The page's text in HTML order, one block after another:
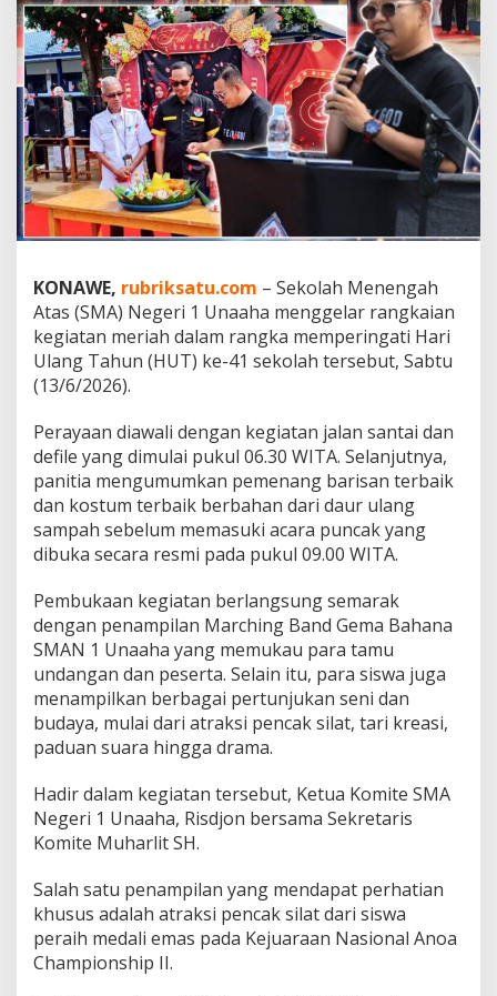
a
r
y
a
,
S
M
A
N
1
U
n
h
a
T
e
B
e
r
i
n
o
v
s
i
KONAWE, rubriksatu.com – Sekolah Menengah
Atas (SMA) Negeri 1 Unaaha menggelar rangkaian
kegiatan meriah dalam rangka memperingati Hari
Ulang Tahun (HUT) ke-41 sekolah tersebut, Sabtu
(13/6/2026).
Perayaan diawali dengan kegiatan jalan santai dan
defile yang dimulai pukul 06.30 WITA. Selanjutnya,
panitia mengumumkan pemenang barisan terbaik
dan kostum terbaik berbahan dari daur ulang
sampah sebelum memasuki acara puncak yang
dibuka secara resmi pada pukul 09.00 WITA.
Pembukaan kegiatan berlangsung semarak
dengan penampilan Marching Band Gema Bahana
SMAN 1 Unaaha yang memukau para tamu
undangan dan peserta. Selain itu, para siswa juga
menampilkan berbagai pertunjukan seni dan
budaya, mulai dari atraksi pencak silat, tari kreasi,
paduan suara hingga drama.
Hadir dalam kegiatan tersebut, Ketua Komite SMA
Negeri 1 Unaaha, Risdjon bersama Sekretaris
Komite Muharlit SH.
Salah satu penampilan yang mendapat perhatian
khusus adalah atraksi pencak silat dari siswa
peraih medali emas pada Kejuaraan Nasional Anoa
Championship II.